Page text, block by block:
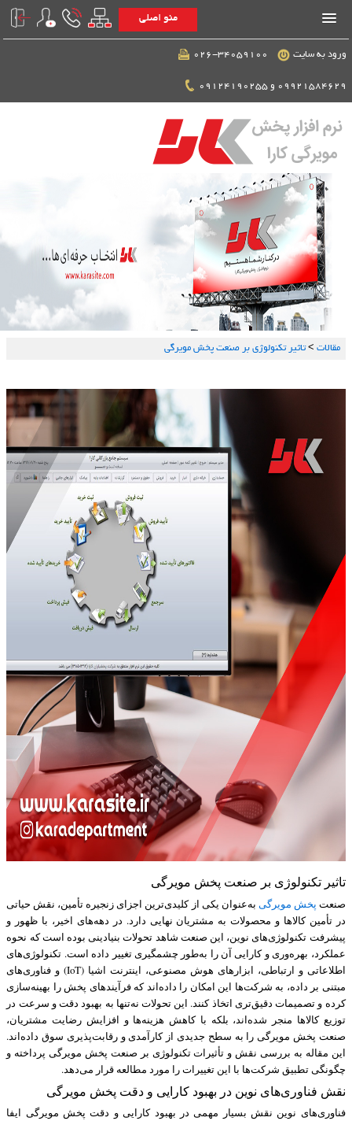
منو اصلی
ورود به سایت
مقالات >تاثیر تکنولوژی بر صنعت پخش مویرگی
تاثیر تکنولوژی بر صنعت پخش مویرگی
صنعت پخش مویرگی به‌عنوان یکی از کلیدی‌ترین اجزای زنجیره تأمین، نقش حیاتی
در تأمین کالاها و محصولات به مشتریان نهایی دارد. در دهه‌های اخیر، با ظهور و
پیشرفت تکنولوژی‌های نوین، این صنعت شاهد تحولات بنیادینی بوده است که نحوه
عملکرد، بهره‌وری و کارایی آن را به‌طور چشمگیری تغییر داده است. تکنولوژی‌های
اطلاعاتی و ارتباطی، ابزارهای هوش مصنوعی، اینترنت اشیا (IoT) و فناوری‌های
مبتنی بر داده، به شرکت‌ها این امکان را داده‌اند که فرآیندهای پخش را بهینه‌سازی
کرده و تصمیمات دقیق‌تری اتخاذ کنند. این تحولات نه‌تنها به بهبود دقت و سرعت در
توزیع کالاها منجر شده‌اند، بلکه با کاهش هزینه‌ها و افزایش رضایت مشتریان،
صنعت پخش مویرگی را به سطح جدیدی از کارآمدی و رقابت‌پذیری سوق داده‌اند.
این مقاله به بررسی نقش و تأثیرات تکنولوژی بر صنعت پخش مویرگی پرداخته و
چگونگی تطبیق شرکت‌ها با این تغییرات را مورد مطالعه قرار می‌دهد.
نقش فناوری‌های نوین در بهبود کارایی و دقت پخش مویرگی
فناوری‌های نوین نقش بسیار مهمی در بهبود کارایی و دقت پخش مویرگی ایفا